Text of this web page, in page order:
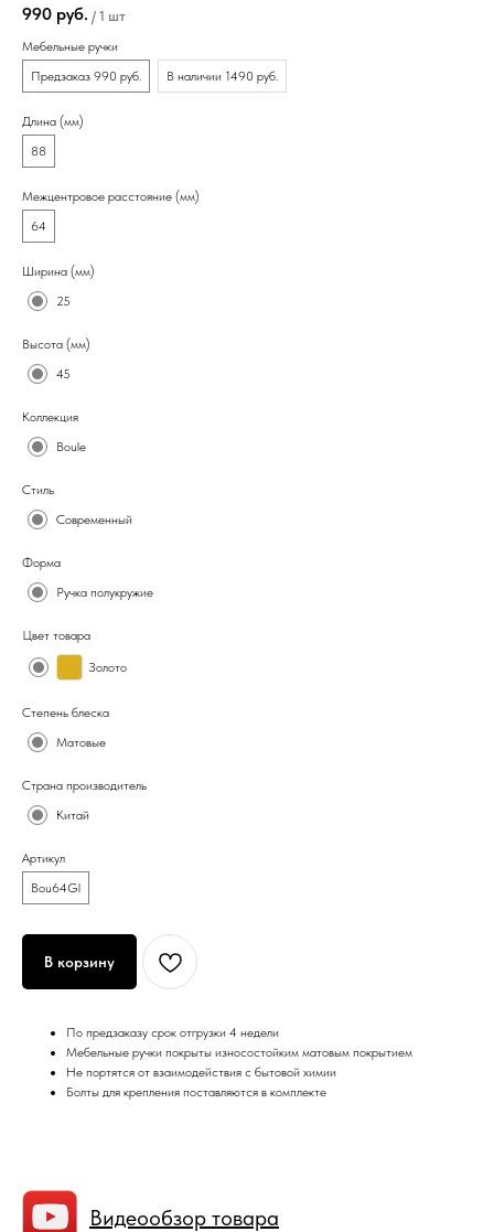
990 руб. / 1 шт
Мебельные ручки
Предзаказ 990 руб.
В наличии 1490 руб.
Длина (мм)
88
Межцентровое расстояние (мм)
64
Ширина (мм)
25
Высота (мм)
45
Коллекция
Boule
Стиль
Современный
Форма
Ручка полукружие
Цвет товара
Золото
Степень блеска
Матовые
Страна производитель
Китай
Артикул
Bou64Gl
В корзину
По предзаказу срок отгрузки 4 недели
Мебельные ручки покрыты износостойким матовым покрытием
Не портятся от взаимодействия с бытовой химии
Болты для крепления поставляются в комплекте
Видеообзор товара